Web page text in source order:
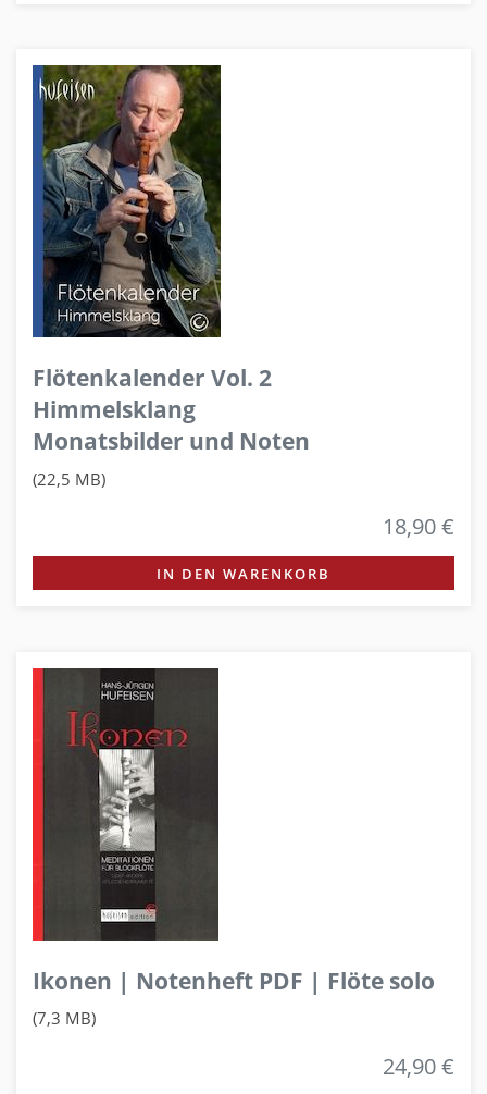
Flötenkalender Vol. 2
Himmelsklang
Monatsbilder und Noten
(22,5 MB)
18,90 €
IN DEN WARENKORB
Ikonen | Notenheft PDF | Flöte solo
(7,3 MB)
24,90 €